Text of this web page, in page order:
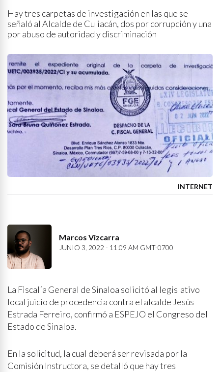
Hay tres carpetas de investigación en las que se
señaló al Alcalde de Culiacán, dos por corrupción y una
por abuso de autoridad y discriminación
INTERNET
Marcos Vizcarra
JUNIO 3, 2022 - 11:09 AM GMT-0700
La Fiscalía General de Sinaloa solicitó al legislativo
local juicio de procedencia contra el alcalde Jesús
Estrada Ferreiro, confirmó a ESPEJO el Congreso del
Estado de Sinaloa.
En la solicitud, la cual deberá ser revisada por la
Comisión Instructora, se detalló que hay tres